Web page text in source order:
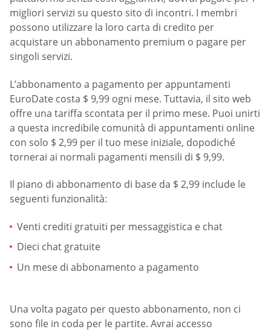
migliori servizi su questo sito di incontri. I membri
possono utilizzare la loro carta di credito per
acquistare un abbonamento premium o pagare per
singoli servizi.
L’abbonamento a pagamento per appuntamenti
EuroDate costa $ 9,99 ogni mese. Tuttavia, il sito web
offre una tariffa scontata per il primo mese. Puoi unirti
a questa incredibile comunità di appuntamenti online
con solo $ 2,99 per il tuo mese iniziale, dopodiché
tornerai ai normali pagamenti mensili di $ 9,99.
Il piano di abbonamento di base da $ 2,99 include le
seguenti funzionalità:
Venti crediti gratuiti per messaggistica e chat
Dieci chat gratuite
Un mese di abbonamento a pagamento
Una volta pagato per questo abbonamento, non ci
sono file in coda per le partite. Avrai accesso